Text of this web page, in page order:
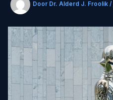
Door Dr. Alderd J. Froolik /